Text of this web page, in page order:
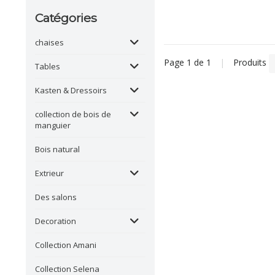
Catégories
chaises
Tables
Kasten & Dressoirs
collection de bois de
manguier
Bois natural
Extrieur
Des salons
Decoration
Collection Amani
Collection Selena
Page 1 de 1 | Produits